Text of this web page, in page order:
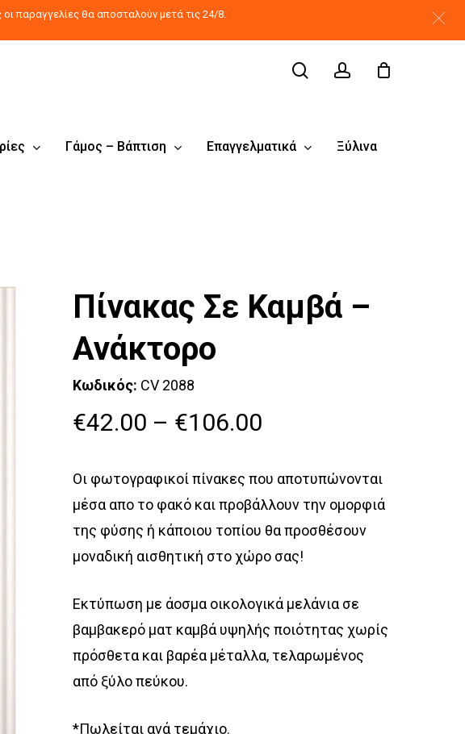
παραγγελίες θα αποσταλούν μετά τις 24/8.
Γάμος – Βάπτιση Επαγγελματικά Ξύλινα
Πίνακας Σε Καμβά –
Ανάκτορο
Κωδικός: CV 2088
€42.00 – €106.00
€42.00
through
€106.00
Οι φωτογραφικοί πίνακες που αποτυπώνονται
μέσα απο το φακό και προβάλλουν την ομορφιά
της φύσης ή κάποιου τοπίου θα προσθέσουν
μοναδική αισθητική στο χώρο σας!
Εκτύπωση με άοσμα οικολογικά μελάνια σε
βαμβακερό ματ καμβά υψηλής ποιότητας χωρίς
πρόσθετα και βαρέα μέταλλα, τελαρωμένος
από ξύλο πεύκου.
*Πωλείται ανά τεμάχιο.